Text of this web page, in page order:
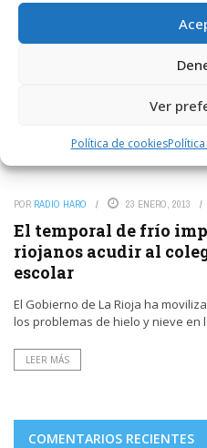
Ver
Política de cookies
Los copos cuajaron, tan sólo, en
riojalteña.
Sucesos
POR RADIO HARO 23 ENERO, 2013
El temporal de frío
riojanos acudir al
escolar
El Gobierno de La Rioja ha
los problemas de hielo y nieve en
LEER MÁS
COMENTARIOS RECIENTES